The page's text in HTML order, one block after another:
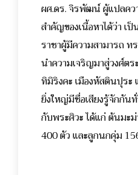
ผศ.ดร. จิรพัฒน์ ผู้แปลคว
สำคัญของเนื้อหาได้ว่า เ
ราชาผู้มีความสามารถ ท
นำความเจริญมาสู่วงศ์ตร
ทิมิริงคะ เมืองหัสตินปุระ
ยิ่งใหญ่มีชื่อเสียงรู้จักกันทั่
กับพระศิวะ ได้แก่ ต้นมะ
400 ตัว และลูกนกคุ่ม